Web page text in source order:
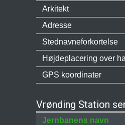
Arkitekt
Adresse
Stednavneforkortelse
Højdeplacering over
GPS koordinater
Vrønding Station
Jernbanens navn